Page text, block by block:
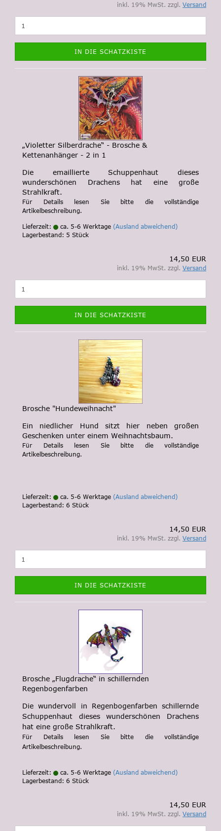
inkl. 19% MwSt. zzgl. Versand
IN DIE SCHATZKISTE
„Violetter Silberdrache“ - Brosche &
Kettenanhänger - 2 in 1
Die emaillierte Schuppenhaut dieses
wunderschönen Drachens hat eine große
Strahlkraft.
Für Details lesen Sie bitte die vollständige
Artikelbeschreibung.
Lieferzeit: ca. 5-6 Werktage (Ausland abweichend)
Lagerbestand: 5 Stück
14,50 EUR
inkl. 19% MwSt. zzgl. Versand
IN DIE SCHATZKISTE
Brosche "Hundeweihnacht"
Ein niedlicher Hund sitzt hier neben großen
Geschenken unter einem Weihnachtsbaum.
Für Details lesen Sie bitte die vollständige
Artikelbeschreibung.
Lieferzeit: ca. 5-6 Werktage (Ausland abweichend)
Lagerbestand: 6 Stück
14,50 EUR
inkl. 19% MwSt. zzgl. Versand
IN DIE SCHATZKISTE
Brosche „Flugdrache“ in schillernden
Regenbogenfarben
Die wundervoll in Regenbogenfarben schillernde
Schuppenhaut dieses wunderschönen Drachens
hat eine große Strahlkraft.
Für Details lesen Sie bitte die vollständige
Artikelbeschreibung.
Lieferzeit: ca. 5-6 Werktage (Ausland abweichend)
Lagerbestand: 6 Stück
14,50 EUR
inkl. 19% MwSt. zzgl. Versand